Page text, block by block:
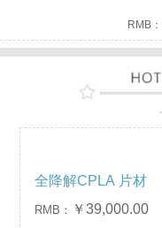
RMB：
全降解CPLA 片材
RMB： ￥39,000.00